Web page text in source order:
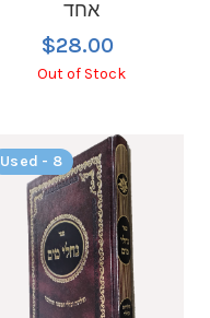
אחד
$28.00
Out of Stock
Used - 8